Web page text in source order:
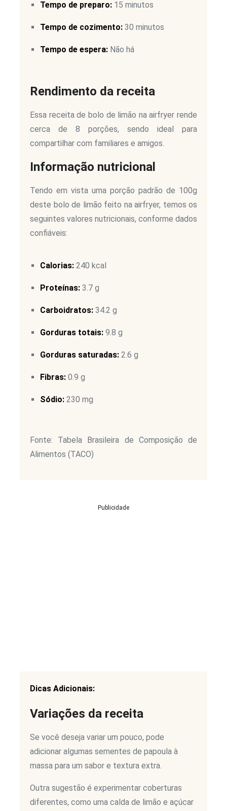
Tempo de preparo: 15 minutos
Tempo de cozimento: 30 minutos
Tempo de espera: Não há
Rendimento da receita
Essa receita de bolo de limão na airfryer rende
cerca de 8 porções, sendo ideal para
compartilhar com familiares e amigos.
Informação nutricional
Tendo em vista uma porção padrão de 100g
deste bolo de limão feito na airfryer, temos os
seguintes valores nutricionais, conforme dados
confiáveis:
Calorias: 240 kcal
Proteínas: 3.7 g
Carboidratos: 34.2 g
Gorduras totais: 9.8 g
Gorduras saturadas: 2.6 g
Fibras: 0.9 g
Sódio: 230 mg
Fonte: Tabela Brasileira de Composição de
Alimentos (TACO)
Publicidade
Dicas Adicionais:
Variações da receita
Se você deseja variar um pouco, pode
adicionar algumas sementes de papoula à
massa para um sabor e textura extra.
Outra sugestão é experimentar coberturas
diferentes, como uma calda de limão e açúcar